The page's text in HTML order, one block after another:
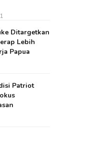
Ditargetkan
Lebih
Papua
Patriot